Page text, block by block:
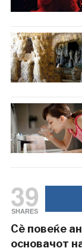
39
SHARES
Сè повеќе
основачот